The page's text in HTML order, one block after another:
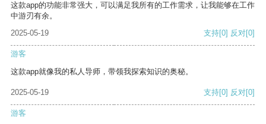
这款app的功能非常强大，可以满足我所有的工作需求，让我能够在工作
中游刃有余。
2025-05-19
支持[0] 反对[0]
游客
这款app就像我的私人导师，带领我探索知识的奥秘。
2025-05-19 支持[0] 反对[0]
游客